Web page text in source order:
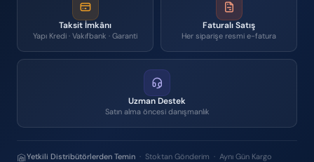
Taksit İmkânı
Yapı Kredi · Vakıfbank · Garanti
Faturalı Satış
Her siparişe resmi e-fatura
Uzman Destek
Satın alma öncesi danışmanlık
Yetkili Distribütörlerden Temin · Stoktan Gönderim · Aynı Gün Kargo